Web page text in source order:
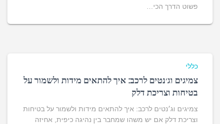
פשוט הדרך הכי…
כללי
צמיגים וג׳נטים לרכב: איך להתאים מידות ולשמור על
בטיחות וצריכת דלק
צמיגים וג׳נטים לרכב: איך להתאים מידות ולשמור על בטיחות
וצריכת דלק אם יש משהו שמחבר בין נהיגה כיפית, אחיזה